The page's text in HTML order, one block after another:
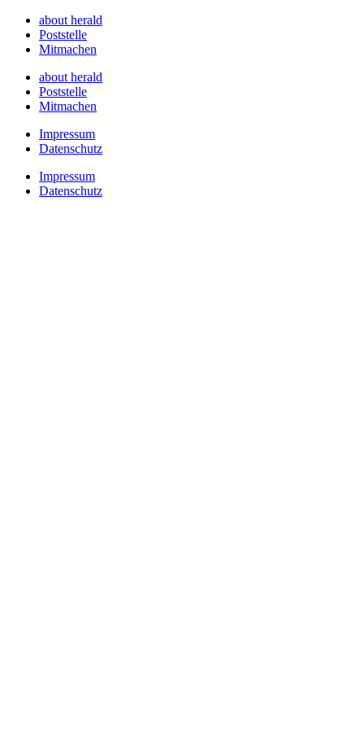
about herald
Poststelle
Mitmachen
about herald
Poststelle
Mitmachen
Impressum
Datenschutz
Impressum
Datenschutz